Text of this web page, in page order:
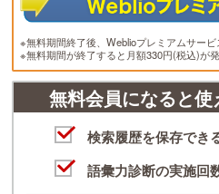
※無料期間終了後、Weblioプレミアムサービ
※無料期間が終了すると月額330円(税込)が発
無料会員になると使
検索履歴を保存でき
語彙力診断の実施回